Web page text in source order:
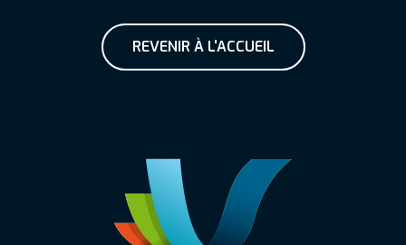
REVENIR À L'ACCUEIL